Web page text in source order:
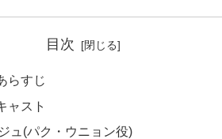
目次
らすじ
ャスト
ュ(パク・ウニョン役)